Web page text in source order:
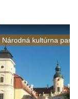
Národná kultúrna